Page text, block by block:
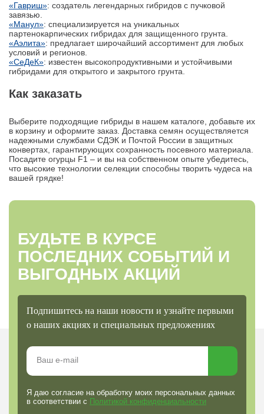
«Гавриш»: создатель легендарных гибридов с пучковой
завязью.
«Манул»: специализируется на уникальных
партенокарпических гибридах для защищенного грунта.
«Аэлита»: предлагает широчайший ассортимент для любых
условий и регионов.
«СеДеК»: известен высокопродуктивными и устойчивыми
гибридами для открытого и закрытого грунта.
Как заказать
Выберите подходящие гибриды в нашем каталоге, добавьте их
в корзину и оформите заказ. Доставка семян осуществляется
надежными службами СДЭК и Почтой России в защитных
конвертах, гарантирующих сохранность посевного материала.
Посадите огурцы F1 – и вы на собственном опыте убедитесь,
что высокие технологии селекции способны творить чудеса на
вашей грядке!
БУДЬТЕ В КУРСЕ
ПОСЛЕДНИХ СОБЫТИЙ И
ВЫГОДНЫХ АКЦИЙ
Подпишитесь на наши новости и узнайте первыми
о наших акциях и специальных предложениях
Я даю согласие на обработку моих персональных данных
в соответствии с Политикой конфиденциальности